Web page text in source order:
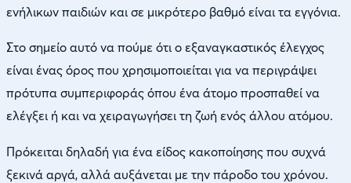
ενήλικων παιδιών και σε μικρότερο βαθμό είναι τα εγγόνια.
Στο σημείο αυτό να πούμε ότι ο εξαναγκαστικός έλεγχος
είναι ένας όρος που χρησιμοποιείται για να περιγράψει
πρότυπα συμπεριφοράς όπου ένα άτομο προσπαθεί να
ελέγξει ή και να χειραγωγήσει τη ζωή ενός άλλου ατόμου.
Πρόκειται δηλαδή για ένα είδος κακοποίησης που συχνά
ξεκινά αργά, αλλά αυξάνεται με την πάροδο του χρόνου.